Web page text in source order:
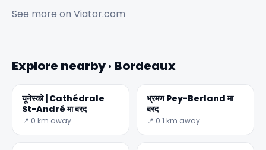
See more on Viator.com
Explore nearby · Bordeaux
यूनेस्को | Cathédrale
St-André मा बरद
📍 0 km away
भ्रमण Pey-Berland मा
बरद
📍 0.1 km away